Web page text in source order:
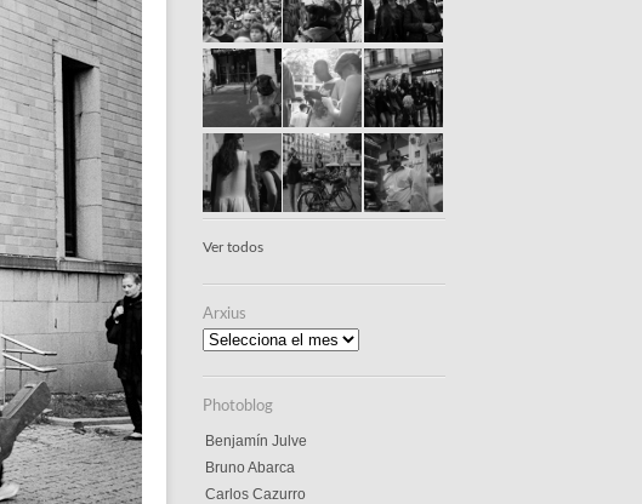
Ver todos
Arxius
Arxius
Photoblog
Benjamín Julve
Bruno Abarca
Carlos Cazurro